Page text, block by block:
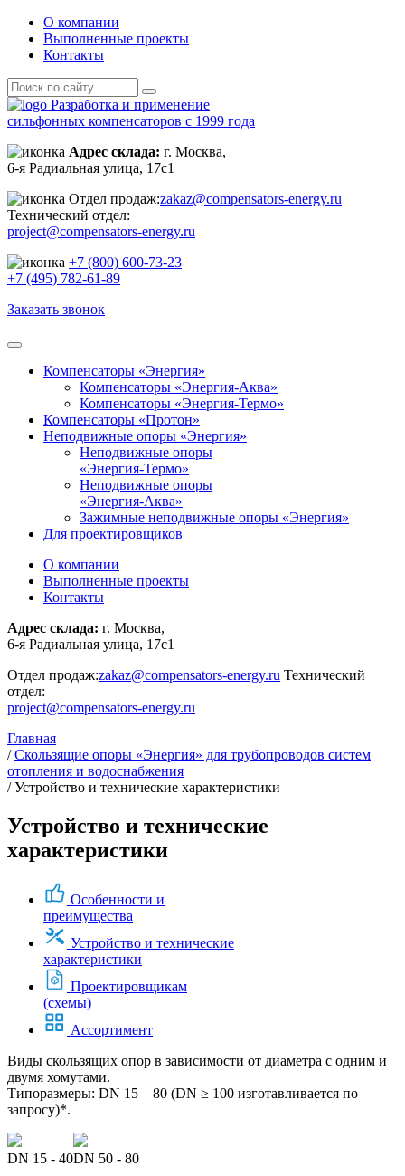
О компании
Выполненные проекты
Контакты
Разработка и применение
сильфонных компенсаторов с 1999 года
Адрес склада: г. Москва,
6-я Радиальная улица, 17с1
Отдел продаж:zakaz@compensators-energy.ru
Технический отдел:
project@compensators-energy.ru
+7 (800) 600-73-23
+7 (495) 782-61-89
Заказать звонок
Компенсаторы «Энергия»
Компенсаторы «Энергия-Аква»
Компенсаторы «Энергия-Термо»
Компенсаторы «Протон»
Неподвижные опоры «Энергия»
Неподвижные опоры
«Энергия-Термо»
Неподвижные опоры
«Энергия-Аква»
Зажимные неподвижные опоры «Энергия»
Для проектировщиков
О компании
Выполненные проекты
Контакты
Адрес склада: г. Москва,
6-я Радиальная улица, 17с1
Отдел продаж:zakaz@compensators-energy.ru Технический
отдел:
project@compensators-energy.ru
Главная
/Скользящие опоры «Энергия» для трубопроводов систем
отопления и водоснабжения
/Устройство и технические характеристики
Устройство и технические
характеристики
Особенности и
преимущества
Устройство и технические
характеристики
Проектировщикам
(схемы)
Ассортимент
Виды скользящих опор в зависимости от диаметра с одним и
двумя хомутами.
Типоразмеры: DN 15 – 80 (DN ≥ 100 изготавливается по
запросу)*.
DN 15 - 40DN 50 - 80